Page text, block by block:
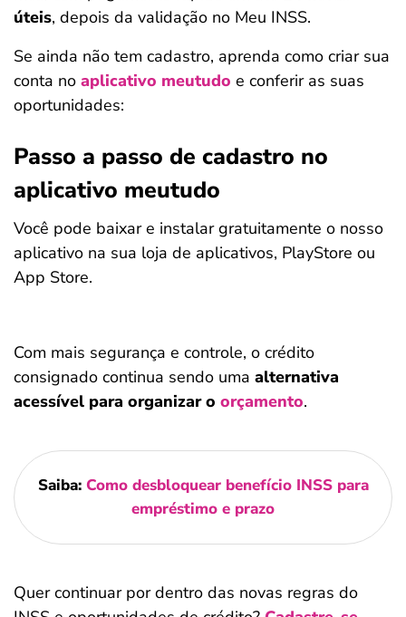
úteis, depois da validação no Meu INSS.
Se ainda não tem cadastro, aprenda como criar sua
conta no aplicativo meutudo e conferir as suas
oportunidades:
Passo a passo de cadastro no
aplicativo meutudo
Você pode baixar e instalar gratuitamente o nosso
aplicativo na sua loja de aplicativos, PlayStore ou
App Store.
Com mais segurança e controle, o crédito
consignado continua sendo uma alternativa
acessível para organizar o orçamento.
Saiba: Como desbloquear benefício INSS para
empréstimo e prazo
Quer continuar por dentro das novas regras do